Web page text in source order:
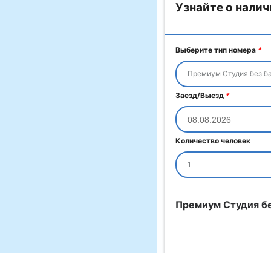
Узнайте о
Премиум Студия
Выберите тип номера *
Премиум Студия без
Заезд/Выезд *
Количество человек
1